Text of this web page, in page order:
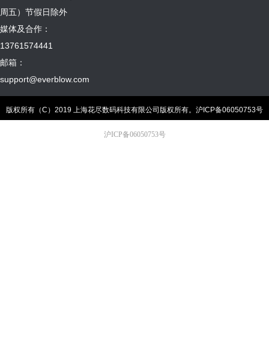
周五）节假日除外
媒体及合作：
13761574441
邮箱：
support@everblow.com
版权所有（C）2019 上海花尽数码科技有限公司版权所有。 沪ICP备06050753号
沪ICP备06050753号